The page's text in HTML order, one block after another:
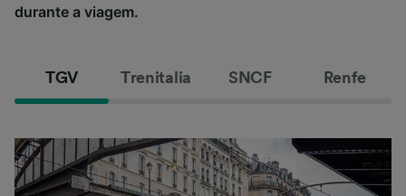
durante a viagem.
TGV Trenitalia SNCF Renfe